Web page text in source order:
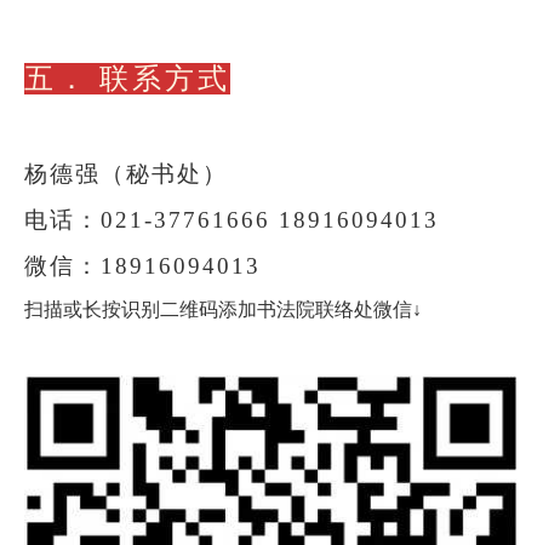
五． 联系方式
杨德强（秘书处）
电话： 021-37761666 18916094013
微信： 18916094013
扫描或长按识别二维码添加书法院联络处微信↓